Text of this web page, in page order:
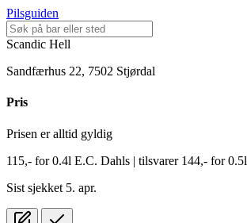
Pilsguiden
Scandic Hell
Sandfærhus 22, 7502 Stjørdal
Pris
Prisen er alltid gyldig
115,- for0.4l E.C. Dahls | tilsvarer 144,- for 0.5l
Sist sjekket 5. apr.